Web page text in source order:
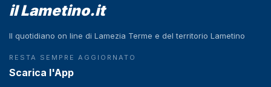
il Lametino.it
Il quotidiano on line di Lamezia Terme e del territorio Lametino
RESTA SEMPRE AGGIORNATO
Scarica l'App